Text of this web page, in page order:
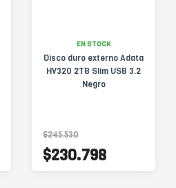
EN STOCK
Disco duro externo Adata
HV320 2TB Slim USB 3.2
Negro
$245.530
$230.798